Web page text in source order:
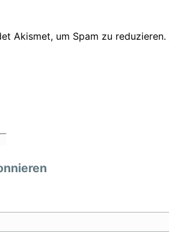
Akismet, um Spam zu reduzieren.